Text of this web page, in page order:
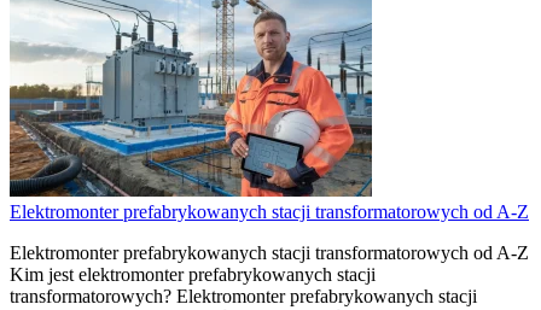
Elektromonter prefabrykowanych stacji transformatorowych od A-Z
Elektromonter prefabrykowanych stacji transformatorowych od A-Z
Kim jest elektromonter prefabrykowanych stacji
transformatorowych? Elektromonter prefabrykowanych stacji